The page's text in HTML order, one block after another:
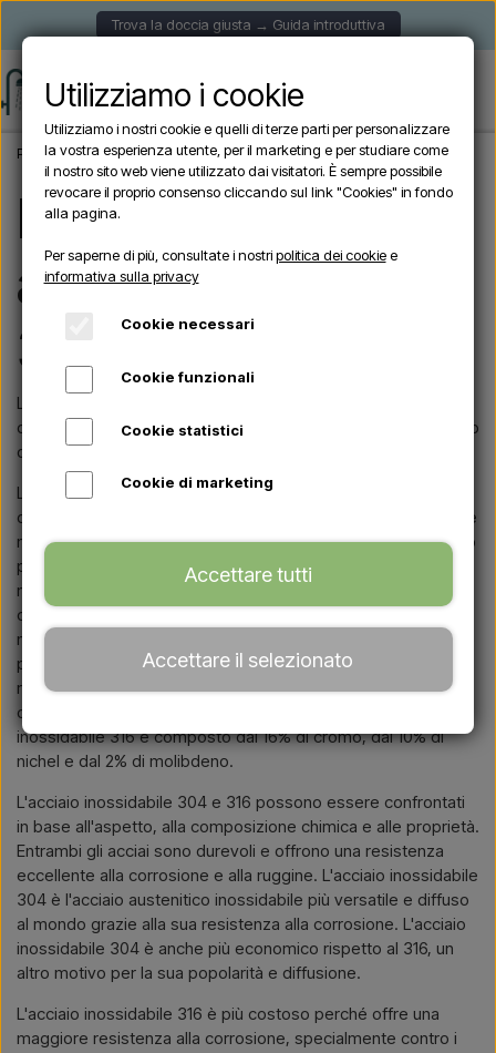
Trova la doccia giusta → Guida introduttiva
Pagina iniziale La differenza tra acciaio inox 304 e 316
La differenza tra
acciaio inossidabile
304 e 316
L'acciaio inossidabile è disponibile in diverse qualità e con
diverse caratteristiche. Due dei tipi di acciaio più comuni sono
denominati rispettivamente 304 e 316.
La principale differenza tra le qualità di acciaio è la presenza
di molibdeno nell'acciaio inossidabile 316, che non è presente
nell'acciaio 304. Il molibdeno è un elemento chimico utilizzato
per rinforzare e indurire l'acciaio. La sua funzione principale
nell'acciaio inossidabile 316 è aiutare a combattere la
corrosione causata dai cloruri, che si trovano ad esempio
nell'acqua salata del mare. L'acciaio inossidabile 316 contiene
più nichel rispetto al 304, mentre il 304 contiene più cromo
rispetto al 316. L'acciaio inossidabile 304 è solitamente
composto dal 18% di cromo e dall'8% di nichel. L'acciaio
inossidabile 316 è composto dal 16% di cromo, dal 10% di
nichel e dal 2% di molibdeno.
L'acciaio inossidabile 304 e 316 possono essere confrontati
in base all'aspetto, alla composizione chimica e alle proprietà.
Entrambi gli acciai sono durevoli e offrono una resistenza
eccellente alla corrosione e alla ruggine. L'acciaio inossidabile
304 è l'acciaio austenitico inossidabile più versatile e diffuso
al mondo grazie alla sua resistenza alla corrosione. L'acciaio
inossidabile 304 è anche più economico rispetto al 316, un
altro motivo per la sua popolarità e diffusione.
L'acciaio inossidabile 316 è più costoso perché offre una
maggiore resistenza alla corrosione, specialmente contro i
Utilizziamo i cookie
Utilizziamo i nostri cookie e quelli di terze parti per personalizzare
la vostra esperienza utente, per il marketing e per studiare come
il nostro sito web viene utilizzato dai visitatori. È sempre possibile
revocare il proprio consenso cliccando sul link "Cookies" in fondo
alla pagina.
Per saperne di più, consultate i nostripolitica dei cookiee
informativa sulla privacy
Cookie necessari
Cookie funzionali
Cookie statistici
Cookie di marketing
Accettare tutti
Accettare il selezionato